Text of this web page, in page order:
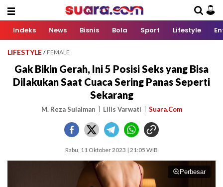
Indeks News Bisnis Bola Sport Lifestyle
LIFESTYLE / FEMALE
Gak Bikin Gerah, Ini 5 Posisi Seks yang Bisa
Dilakukan Saat Cuaca Sering Panas Seperti
Sekarang
M. Reza Sulaiman Lilis Varwati Suara.Com
Rabu, 11 Oktober 2023 | 21:05 WIB
Perbesar